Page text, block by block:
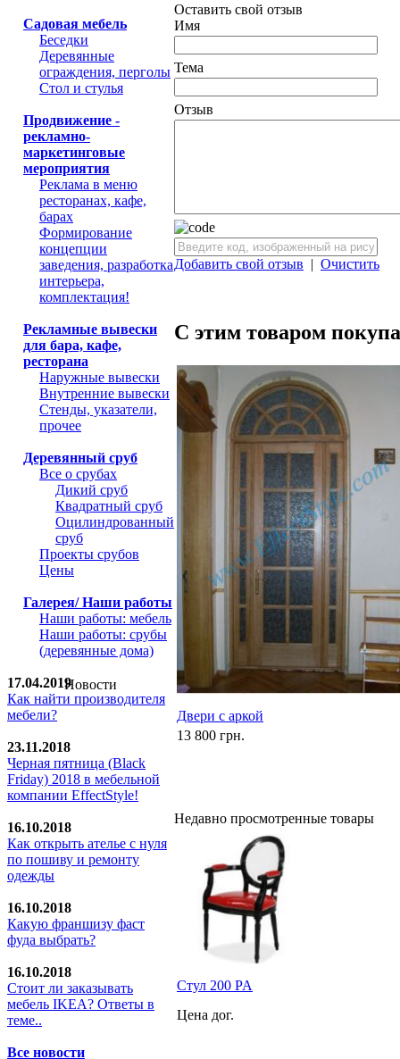
Садовая мебель
Беседки
Деревянные
ограждения, перголы
Стол и стулья
Продвижение -
рекламно-
маркетинговые
мероприятия
Реклама в меню
ресторанах, кафе,
барах
Формирование
концепции
заведения, разработка
интерьера,
комплектация!
Рекламные вывески
для бара, кафе,
ресторана
Наружные вывески
Внутренние вывески
Стенды, указатели,
прочее
Деревянный сруб
Все о срубах
Дикий сруб
Квадратный сруб
Оцилиндрованный
сруб
Проекты срубов
Цены
Галерея/ Наши работы
Наши работы: мебель
Наши работы: срубы
(деревянные дома)
Новости
17.04.2019
Как найти производителя
мебели?
23.11.2018
Черная пятница (Black
Friday) 2018 в мебельной
компании EffectStyle!
16.10.2018
Как открыть ателье с нуля
по пошиву и ремонту
одежды
16.10.2018
Какую франшизу фаст
фуда выбрать?
16.10.2018
Стoит ли заказывать
мебель IKEA? Ответы в
теме..
Все новости
Оставить свой отзыв
Имя
Тема
Отзыв
Добавить свой отзыв | Очистить
С этим товаром
Двери с аркой
13 800 грн.
Недавно просмотренные товары
Стул 200 PA
Цена дог.